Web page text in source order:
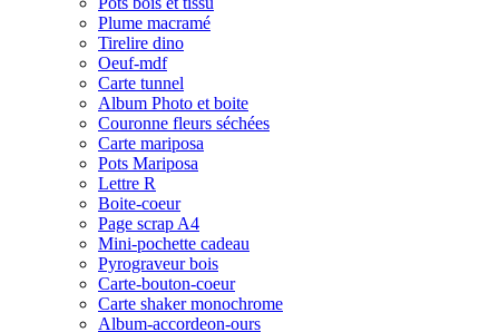
Plume macramé
Tirelire dino
Oeuf-mdf
Carte tunnel
Album Photo et boite
Couronne fleurs séchées
Carte mariposa
Pots Mariposa
Lettre R
Boite-coeur
Page scrap A4
Mini-pochette cadeau
Pyrograveur bois
Carte-bouton-coeur
Carte shaker monochrome
Album-accordeon-ours